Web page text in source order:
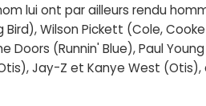
lui ont par ailleurs rendu
Wilson Pickett (Cole,
Doors (Runnin' Blue), Paul
Jay-Z et Kanye West (Otis),